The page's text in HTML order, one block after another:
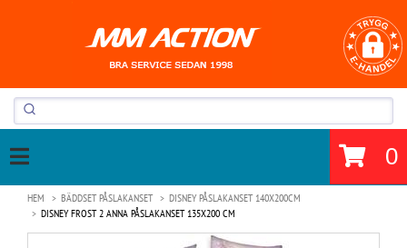
0
HEM BÄDDSET PÅSLAKANSET
DISNEY PÅSLAKANSET 140X200CM
DISNEY FROST 2 ANNA PÅSLAKANSET 135X200 CM